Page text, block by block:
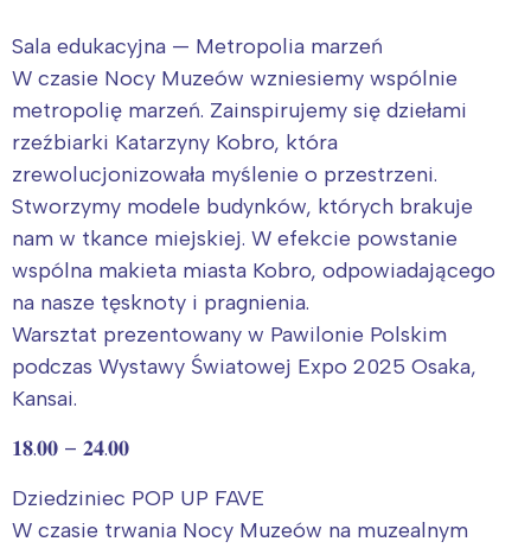
Sala edukacyjna — Metropolia marzeń
W czasie Nocy Muzeów wzniesiemy wspólnie
metropolię marzeń. Zainspirujemy się dziełami
rzeźbiarki Katarzyny Kobro, która
zrewolucjonizowała myślenie o przestrzeni.
Stworzymy modele budynków, których brakuje
nam w tkance miejskiej. W efekcie powstanie
wspólna makieta miasta Kobro, odpowiadającego
na nasze tęsknoty i pragnienia.
Warsztat prezentowany w Pawilonie Polskim
podczas Wystawy Światowej Expo 2025 Osaka,
Kansai.
𝟏𝟖.𝟎𝟎 – 𝟐𝟒.𝟎𝟎
Dziedziniec POP UP FAVE
W czasie trwania Nocy Muzeów na muzealnym